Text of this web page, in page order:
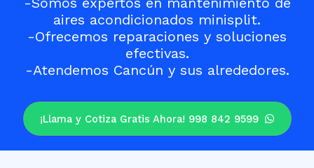
aires acondicionados minisplit.
-Ofrecemos reparaciones y soluciones
efectivas.
-Atendemos Cancún y sus alrededores.
¡Llama y Cotiza Gratis Ahora! 998 842 9599